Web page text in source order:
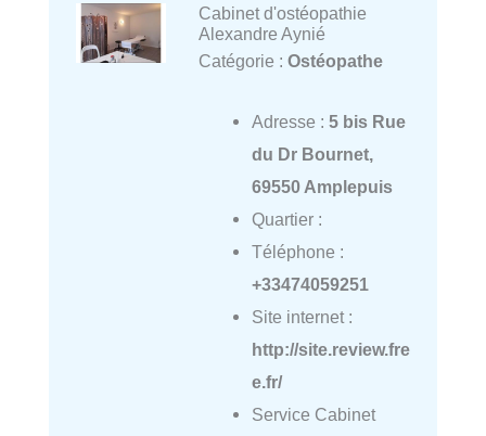
Cabinet d'ostéopathie
Alexandre Aynié
Catégorie : Ostéopathe
Adresse : 5 bis Rue
du Dr Bournet,
69550 Amplepuis
Quartier :
Téléphone :
+33474059251
Site internet :
http://site.review.fre
e.fr/
Service Cabinet